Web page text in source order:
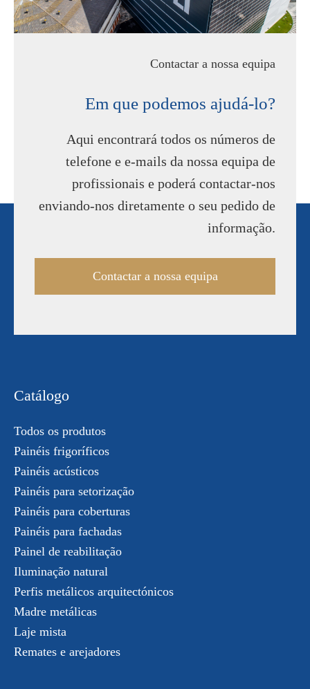
Contactar a nossa equipa
Em que podemos ajudá-lo?
Aqui encontrará todos os números de
telefone e e-mails da nossa equipa de
profissionais e poderá contactar-nos
enviando-nos diretamente o seu pedido de
informação.
Contactar a nossa equipa
Catálogo
Todos os produtos
Painéis frigoríficos
Painéis acústicos
Painéis para setorização
Painéis para coberturas
Painéis para fachadas
Painel de reabilitação
Iluminação natural
Perfis metálicos arquitectónicos
Madre metálicas
Laje mista
Remates e arejadores